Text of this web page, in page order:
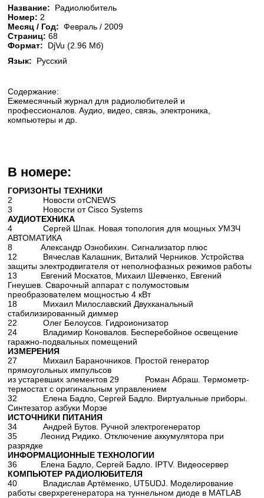
Название: Радиолюбитель
Номер: 2
Месяц / Год: Февраль / 2009
Страниц: 68
Формат: DjVu (2.96 Мб)
Язык: Русский
Содержание:
Ежемесячный журнал для радиолюбителей и
профессионалов. Аудио, видео, связь, электроника,
компьютеры и др.
В номере:
ГОРИЗОНТЫ ТЕХНИКИ
2 Новости отCNEWS
3 Новости от Cisco Systems
АУДИОТЕХНИКА
4 Сергей Шпак. Новая топология для мощных УМЗЧ
АВТОМАТИКА
8 Александр Ознобихин. Сигнализатор плюс
12 Вячеслав Калашник, Виталий Черников. Устройства
защиты электродвигателя от неполнофазных режимов работы
13 Евгений Москатов, Михаил Шевченко, Евгений
Гнеушев. Сварочный аппарат с полумостовым
преобразователем мощностью 4 кВт
18 Михаил Милославский Двухканальный
стабилизированный диммер
22 Олег Белоусов. Гидроионизатор
24 Владимир Коновалов. Бесперебойное освещение
гаражно-подвальных помещений
ИЗМЕРЕНИЯ
27 Михаил Бараночников. Простой генератор
прямоугольных импульсов
из устаревших элементов 29 Роман Абраш. Термометр-
термостат с оригинальным управлением
32 Елена Бадло, Сергей Бадло. Виртуальные приборы.
Синтезатор азбуки Морзе
ИСТОЧНИКИ ПИТАНИЯ
34 Андрей Бутов. Ручной электрогенератор
35 Леонид Ридико. Отключение аккумулятора при
разрядке
ИНФОРМАЦИОННЫЕ ТЕХНОЛОГИИ
36 Елена Бадло, Сергей Бадло. IPTV. Видеосервер
КОМПЬЮТЕР РАДИОЛЮБИТЕЛЯ
40 Владислав Артёменко, UT5UDJ. Моделирование
работы сверхрегенератора на туннельном диоде в MATLAB